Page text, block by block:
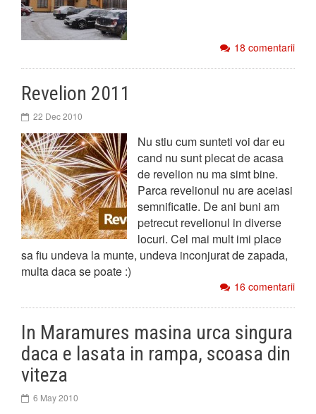
18 comentarii
Revelion 2011
22 Dec 2010
Nu stiu cum sunteti voi dar eu
cand nu sunt plecat de acasa
de revelion nu ma simt bine.
Parca revelionul nu are aceiasi
semnificatie. De ani buni am
petrecut revelionul in diverse
locuri. Cel mai mult imi place
sa fiu undeva la munte, undeva inconjurat de zapada,
multa daca se poate :)
16 comentarii
In Maramures masina urca singura
daca e lasata in rampa, scoasa din
viteza
6 May 2010